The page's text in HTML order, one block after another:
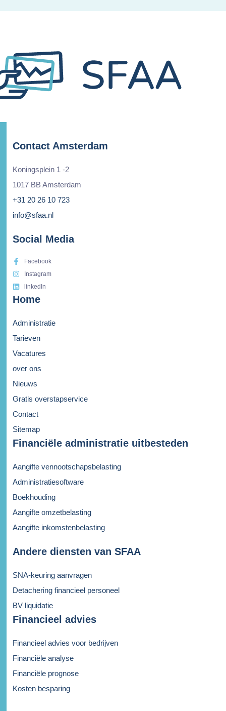
Contact Amsterdam
Koningsplein 1 -2
1017 BB Amsterdam
+31 20 26 10 723
info@sfaa.nl
Social Media
Facebook
Instagram
linkedIn
Home
Administratie
Tarieven
Vacatures
over ons
Nieuws
Gratis overstapservice
Contact
Sitemap
Financiële administratie uitbesteden
Aangifte vennootschapsbelasting
Administratiesoftware
Boekhouding
Aangifte omzetbelasting
Aangifte inkomstenbelasting
Andere diensten van SFAA
SNA-keuring aanvragen
Detachering financieel personeel
BV liquidatie
Financieel advies
Financieel advies voor bedrijven
Financiële analyse
Financiële prognose
Kosten besparing